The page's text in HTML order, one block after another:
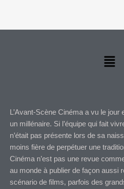
Menu
L’Avant-Scène Cinéma a vu le
un millénaire. Si l’équipe qui fait
n’était pas présente lors de sa
moins fière de perpétuer une
Cinéma n’est pas une revue
au monde à publier de façon aussi
scénario de films, parfois des